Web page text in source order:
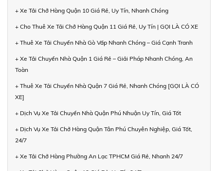
+ Xe Tải Chở Hàng Quận 10 Giá Rẻ, Uy Tín, Nhanh Chóng
+ Cho Thuê Xe Tải Chở Hàng Quận 11 Giá Rẻ, Uy Tín | GỌI LÀ CÓ XE
+ Thuê Xe Tải Chuyển Nhà Gò Vấp Nhanh Chóng – Giá Cạnh Tranh
+ Xe Tải Chuyển Nhà Quận 1 Giá Rẻ – Giải Pháp Nhanh Chóng, An
Toàn
+ Thuê Xe Tải Chuyển Nhà Quận 7 Giá Rẻ, Nhanh Chóng [GỌI LÀ CÓ
XE]
+ Dịch Vụ Xe Tải Chuyển Nhà Quận Phú Nhuận Uy Tín, Giá Tốt
+ Dịch Vụ Xe Tải Chở Hàng Quận Tân Phú Chuyên Nghiệp, Giá Tốt,
24/7
+ Xe Tải Chở Hàng Phường An Lạc TPHCM Giá Rẻ, Nhanh 24/7